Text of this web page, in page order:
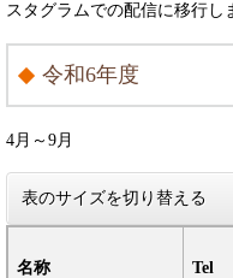
スタグラムでの配信に移行し
令和6年度
4月～9月
表のサイズを切り替える
名称 Tel